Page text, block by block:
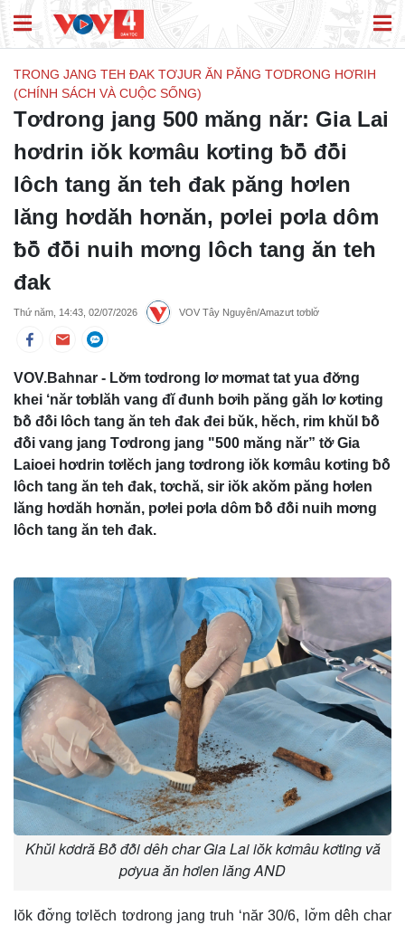
TRONG JANG TEH ĐAK TƠJUR ĂN PĂNG TƠDRONG HƠRIH
(CHÍNH SÁCH VÀ CUỘC SỐNG)
Tơdrong jang 500 măng năr: Gia Lai
hơdrin iŏk kơmâu kơting ƀô̆ đô̆i
lôch tang ăn teh đak păng hơlen
lăng hơdăh hơnăn, pơlei pơla dôm
ƀô̆ đô̆i nuih mơng lôch tang ăn teh
đak
Thứ năm, 14:43, 02/07/2026 VOV Tây Nguyên/Amazưt tơblơ̆
VOV.Bahnar - Lơ̆m tơdrong lơ mơmat tat yua đơ̆ng
khei ‘năr tơblăh vang đĭ đunh bơih păng găh lơ kơting
ƀô̆ đô̆i lôch tang ăn teh đak đei bŭk, hĕch, rim khŭl ƀô̆
đô̆i vang jang Tơdrong jang "500 măng năr” tơ̆ Gia
Laioei hơdrin tơlĕch jang tơdrong iŏk kơmâu kơting ƀô̆
lôch tang ăn teh đak, tơchă, sir iŏk akŏm păng hơlen
lăng hơdăh hơnăn, pơlei pơla dôm ƀô̆ đô̆i nuih mơng
lôch tang ăn teh đak.
Khŭl kơdră Ƀô̆ đô̆i dêh char Gia Lai iŏk kơmâu kơting vă
pơyua ăn hơlen lăng AND
Iŏk đơ̆ng tơlĕch tơdrong jang truh ‘năr 30/6, lơ̆m dêh char